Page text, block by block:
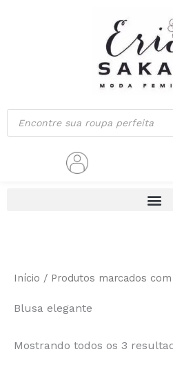
Pesquisar
produtos
Início / Produtos marcados
Blusa elegante
Mostrando todos os 3